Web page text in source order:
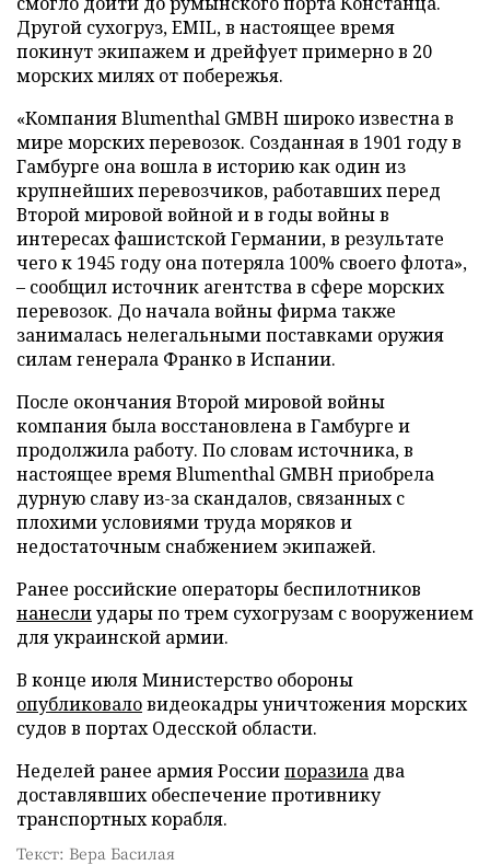
Другой сухогруз, EMIL, в настоящее время
покинут экипажем и дрейфует примерно в 20
морских милях от побережья.
«Компания Blumenthal GMBH широко известна в
мире морских перевозок. Созданная в 1901 году в
Гамбурге она вошла в историю как один из
крупнейших перевозчиков, работавших перед
Второй мировой войной и в годы войны в
интересах фашистской Германии, в результате
чего к 1945 году она потеряла 100% своего флота»,
– сообщил источник агентства в сфере морских
перевозок. До начала войны фирма также
занималась нелегальными поставками оружия
силам генерала Франко в Испании.
После окончания Второй мировой войны
компания была восстановлена в Гамбурге и
продолжила работу. По словам источника, в
настоящее время Blumenthal GMBH приобрела
дурную славу из-за скандалов, связанных с
плохими условиями труда моряков и
недостаточным снабжением экипажей.
Ранее российские операторы беспилотников
нанеслиудары по трем сухогрузам с вооружением
для украинской армии.
В конце июля Министерство обороны
опубликоваловидеокадры уничтожения морских
судов в портах Одесской области.
Неделей ранее армия Россиипоразила два
доставлявших обеспечение противнику
транспортных корабля.
Текст: Вера Басилая